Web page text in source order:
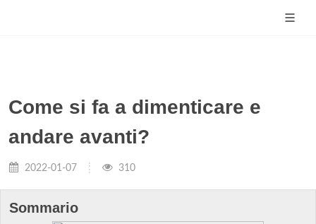
Come si fa a dimenticare e
andare avanti?
2022-01-07 310
Sommario